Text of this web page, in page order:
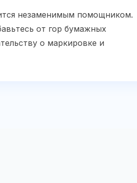
незаменимым помощником.
от гор бумажных
о маркировке и